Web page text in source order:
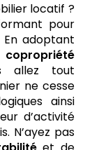
locatif ?
pour
En adoptant
copropriété
allez tout
ne cesse
ainsi
d’activité
N’ayez pas